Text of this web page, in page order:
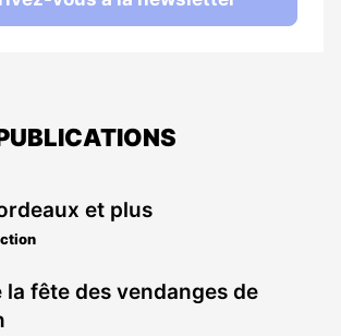
et plus
fête des vendanges de